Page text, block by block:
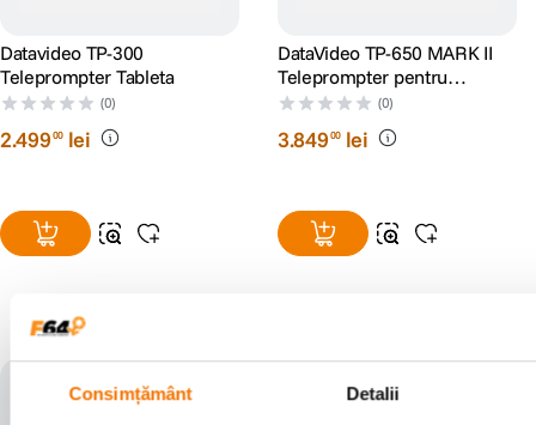
Consimțământ Detalii
Datavideo TP-300
Teleprompter Tableta
(0)
2.49900 lei
DataVideo TP-650 MARK II
Teleprompter pentru
Camcordere(0)
3.84900 lei
Populare în aceeași categorie